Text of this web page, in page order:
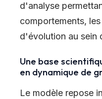
d'analyse
comportements,
d'évolution au sein
Une base
en dynamique de
Le modèle repose